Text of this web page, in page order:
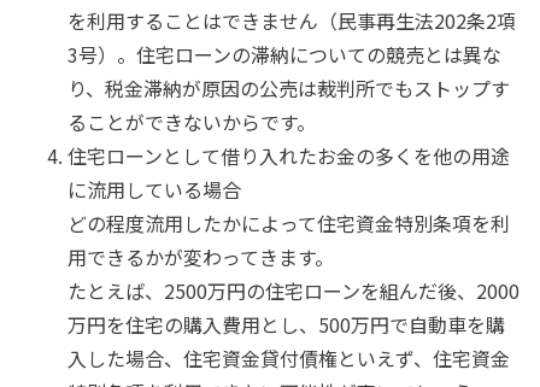
を利用することはできません（民事再生法202条2項
3号）。住宅ローンの滞納についての競売とは異な
り、税金滞納が原因の公売は裁判所でもストップす
ることができないからです。
住宅ローンとして借り入れたお金の多くを他の用途
に流用している場合
どの程度流用したかによって住宅資金特別条項を利
用できるかが変わってきます。
たとえば、2500万円の住宅ローンを組んだ後、2000
万円を住宅の購入費用とし、500万円で自動車を購
入した場合、住宅資金貸付債権といえず、住宅資金